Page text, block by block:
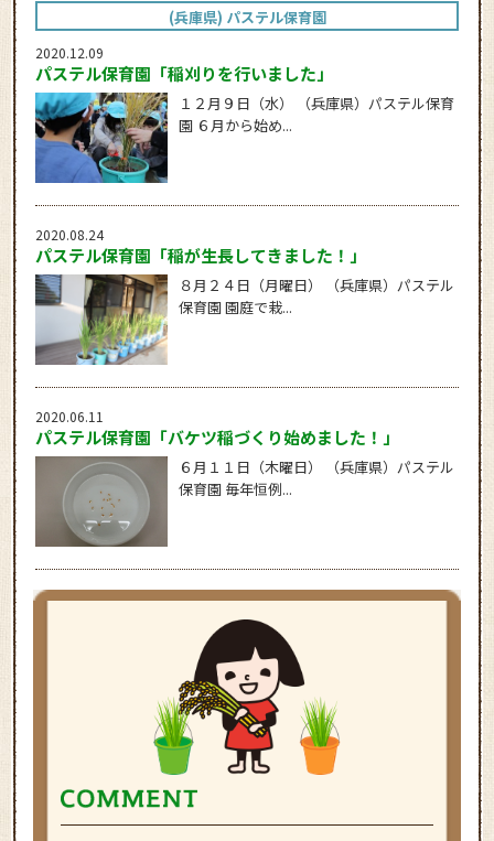
(兵庫県) パステル保育園
2020.12.09
パステル保育園「稲刈りを行いました」
１２月９日（水） （兵庫県）パステル保育
園 ６月から始め...
2020.08.24
パステル保育園「稲が生長してきました！」
８月２４日（月曜日） （兵庫県）パステル
保育園 園庭で栽...
2020.06.11
パステル保育園「バケツ稲づくり始めました！」
６月１１日（木曜日） （兵庫県）パステル
保育園 毎年恒例...